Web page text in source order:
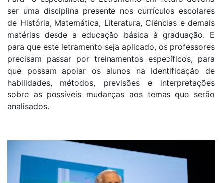
ser uma disciplina presente nos currículos escolares
de História, Matemática, Literatura, Ciências e demais
matérias desde a educação básica à graduação. E
para que este letramento seja aplicado, os professores
precisam passar por treinamentos específicos, para
que possam apoiar os alunos na identificação de
habilidades, métodos, previsões e interpretações
sobre as possíveis mudanças aos temas que serão
analisados.